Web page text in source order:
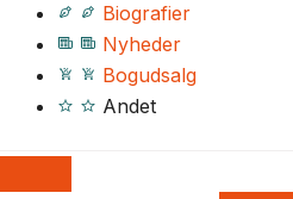
Biografier
Nyheder
Bogudsalg
Andet